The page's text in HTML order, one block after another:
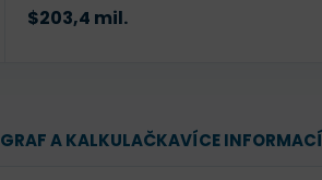
$203,4 mil.
GRAF A KALKULAČKAVÍCE INFORMACÍ